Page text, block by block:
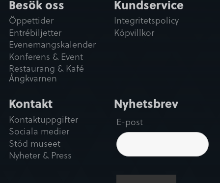
Marknadsföring
Tillåt urval
Besök oss
Öppettider
Entrébiljetter
Evenemangskalender
Konferens & Event
Restaurang & Kafé
Ångkvarnen
Kundservice
Integritetspolicy
Köpvillkor
Kontakt
Kontaktuppgifter
Sociala medier
Stöd museet
Nyheter & Press
Nyhetsbrev
E-post